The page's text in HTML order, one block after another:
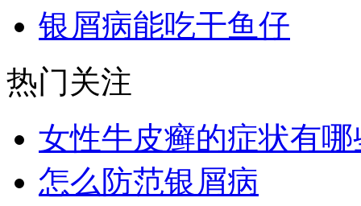
银屑病能吃干鱼仔
热门关注
女性牛皮癣的症状有哪
怎么防范银屑病